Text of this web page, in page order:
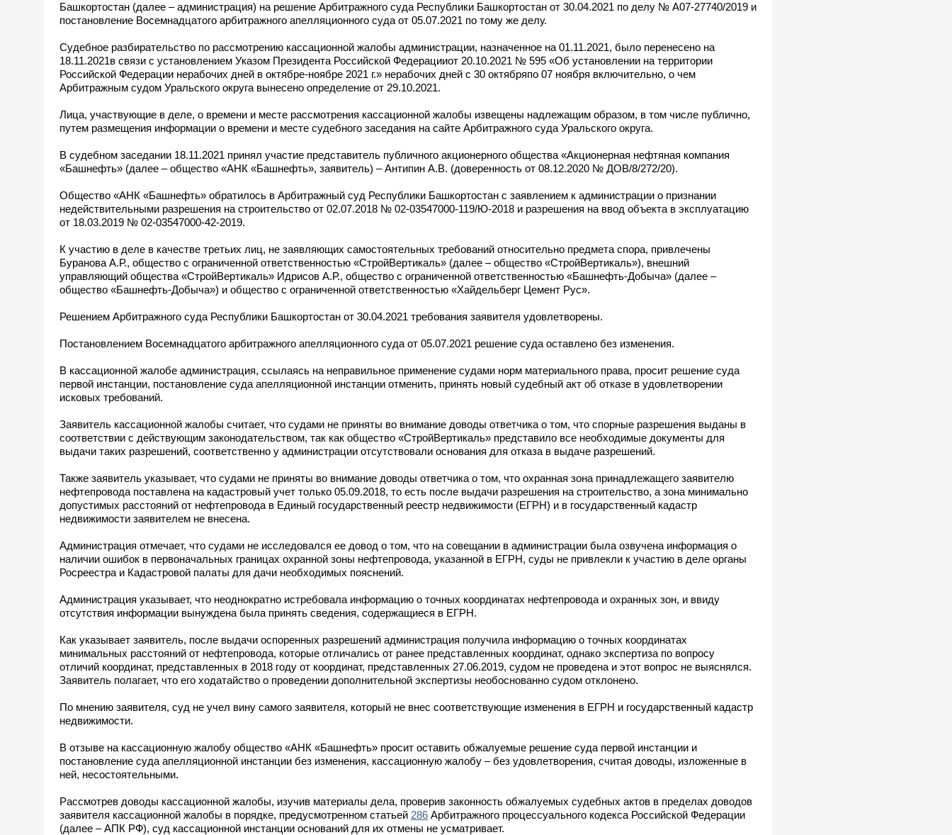
Башкортостан (далее – администрация) на решение Арбитражного суда Республики Башкортостан от 30.04.2021 по делу № А07-27740/2019 и
постановление Восемнадцатого арбитражного апелляционного суда от 05.07.2021 по тому же делу.
Судебное разбирательство по рассмотрению кассационной жалобы администрации, назначенное на 01.11.2021, было перенесено на
18.11.2021в связи с установлением Указом Президента Российской Федерацииот 20.10.2021 № 595 «Об установлении на территории
Российской Федерации нерабочих дней в октябре-ноябре 2021 г.» нерабочих дней с 30 октябряпо 07 ноября включительно, о чем
Арбитражным судом Уральского округа вынесено определение от 29.10.2021.
Лица, участвующие в деле, о времени и месте рассмотрения кассационной жалобы извещены надлежащим образом, в том числе публично,
путем размещения информации о времени и месте судебного заседания на сайте Арбитражного суда Уральского округа.
В судебном заседании 18.11.2021 принял участие представитель публичного акционерного общества «Акционерная нефтяная компания
«Башнефть» (далее – общество «АНК «Башнефть», заявитель) – Антипин А.В. (доверенность от 08.12.2020 № ДОВ/8/272/20).
Общество «АНК «Башнефть» обратилось в Арбитражный суд Республики Башкортостан с заявлением к администрации о признании
недействительными разрешения на строительство от 02.07.2018 № 02-03547000-119/Ю-2018 и разрешения на ввод объекта в эксплуатацию
от 18.03.2019 № 02-03547000-42-2019.
К участию в деле в качестве третьих лиц, не заявляющих самостоятельных требований относительно предмета спора, привлечены
Буранова А.Р., общество с ограниченной ответственностью «СтройВертикаль» (далее – общество «СтройВертикаль»), внешний
управляющий общества «СтройВертикаль» Идрисов А.Р., общество с ограниченной ответственностью «Башнефть-Добыча» (далее –
общество «Башнефть-Добыча») и общество с ограниченной ответственностью «Хайдельберг Цемент Рус».
Решением Арбитражного суда Республики Башкортостан от 30.04.2021 требования заявителя удовлетворены.
Постановлением Восемнадцатого арбитражного апелляционного суда от 05.07.2021 решение суда оставлено без изменения.
В кассационной жалобе администрация, ссылаясь на неправильное применение судами норм материального права, просит решение суда
первой инстанции, постановление суда апелляционной инстанции отменить, принять новый судебный акт об отказе в удовлетворении
исковых требований.
Заявитель кассационной жалобы считает, что судами не приняты во внимание доводы ответчика о том, что спорные разрешения выданы в
соответствии с действующим законодательством, так как общество «СтройВертикаль» представило все необходимые документы для
выдачи таких разрешений, соответственно у администрации отсутствовали основания для отказа в выдаче разрешений.
Также заявитель указывает, что судами не приняты во внимание доводы ответчика о том, что охранная зона принадлежащего заявителю
нефтепровода поставлена на кадастровый учет только 05.09.2018, то есть после выдачи разрешения на строительство, а зона минимально
допустимых расстояний от нефтепровода в Единый государственный реестр недвижимости (ЕГРН) и в государственный кадастр
недвижимости заявителем не внесена.
Администрация отмечает, что судами не исследовался ее довод о том, что на совещании в администрации была озвучена информация о
наличии ошибок в первоначальных границах охранной зоны нефтепровода, указанной в ЕГРН, суды не привлекли к участию в деле органы
Росреестра и Кадастровой палаты для дачи необходимых пояснений.
Администрация указывает, что неоднократно истребовала информацию о точных координатах нефтепровода и охранных зон, и ввиду
отсутствия информации вынуждена была принять сведения, содержащиеся в ЕГРН.
Как указывает заявитель, после выдачи оспоренных разрешений администрация получила информацию о точных координатах
минимальных расстояний от нефтепровода, которые отличались от ранее представленных координат, однако экспертиза по вопросу
отличий координат, представленных в 2018 году от координат, представленных 27.06.2019, судом не проведена и этот вопрос не выяснялся.
Заявитель полагает, что его ходатайство о проведении дополнительной экспертизы необоснованно судом отклонено.
По мнению заявителя, суд не учел вину самого заявителя, который не внес соответствующие изменения в ЕГРН и государственный кадастр
недвижимости.
В отзыве на кассационную жалобу общество «АНК «Башнефть» просит оставить обжалуемые решение суда первой инстанции и
постановление суда апелляционной инстанции без изменения, кассационную жалобу – без удовлетворения, считая доводы, изложенные в
ней, несостоятельными.
Рассмотрев доводы кассационной жалобы, изучив материалы дела, проверив законность обжалуемых судебных актов в пределах доводов
заявителя кассационной жалобы в порядке, предусмотренном статьей 286 Арбитражного процессуального кодекса Российской Федерации
(далее – АПК РФ), суд кассационной инстанции оснований для их отмены не усматривает.